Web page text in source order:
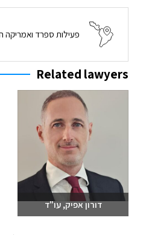
פעילות ספרד ואמריקה
Related lawyers
דורון אפיק, עו"ד